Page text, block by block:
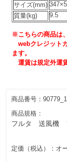
サイズ(mm)
質量(kg)
9.5
※こちらの商品は
webクレジット
ます。
運賃は規定外運
商品番号： 90779_1
商品規格：
フルタ 送風機
定価（税込）： オ